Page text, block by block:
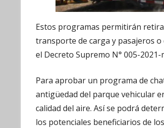
Estos programas permitirán
transporte de carga y pasajeros
el Decreto Supremo N° 005-
Para aprobar un programa de
antigüedad del parque vehicular
calidad del aire. Así se podrá
los potenciales beneficiarios de